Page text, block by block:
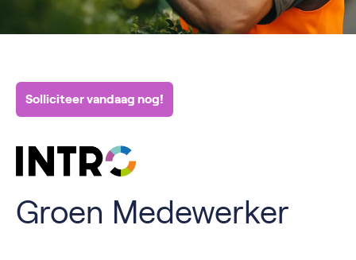
Solliciteer vandaag nog!
Groen Medewerker